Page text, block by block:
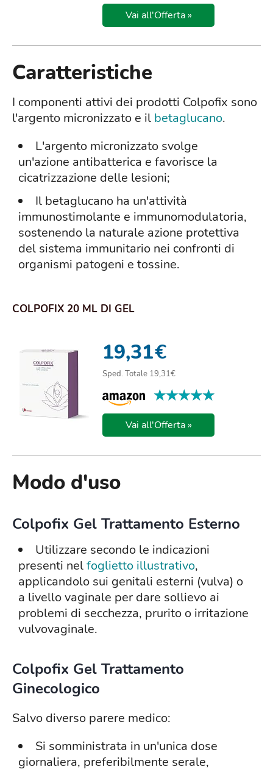
Vai all'Offerta »
Caratteristiche
I componenti attivi dei prodotti Colpofix sono
l'argento micronizzato e il betaglucano.
L'argento micronizzato svolge
un'azione antibatterica e favorisce la
cicatrizzazione delle lesioni;
Il betaglucano ha un'attività
immunostimolante e immunomodulatoria,
sostenendo la naturale azione protettiva
del sistema immunitario nei confronti di
organismi patogeni e tossine.
COLPOFIX 20 ML DI GEL
19,31€
Sped. Totale 19,31€
★★★★★
★★★★★
Vai all'Offerta »
Modo d'uso
Colpofix Gel Trattamento Esterno
Utilizzare secondo le indicazioni
presenti nelfoglietto illustrativo,
applicandolo sui genitali esterni (vulva) o
a livello vaginale per dare sollievo ai
problemi di secchezza, prurito o irritazione
vulvovaginale.
Colpofix Gel Trattamento
Ginecologico
Salvo diverso parere medico:
Si somministrata in un'unica dose
giornaliera, preferibilmente serale,